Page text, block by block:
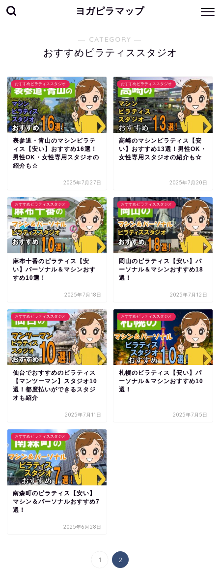
ヨガピラマップ
― CATEGORY ―
おすすめピラティススタジオ
おすすめピラティススタジオ
表参道・青山のマシンピラテ
ィス【安い】おすすめ16選！
男性OK・女性専用スタジオの
紹介も☆
2025年7月27日
おすすめピラティススタジオ
高崎のマシンピラティス【安
い】おすすめ13選！男性OK・
女性専用スタジオの紹介も☆
2025年7月20日
おすすめピラティススタジオ
麻布十番のピラティス【安
い】パーソナル＆マシンおす
すめ10選！
2025年7月18日
おすすめピラティススタジオ
岡山のピラティス【安い】パ
ーソナル＆マシンおすすめ18
選！
2025年7月12日
おすすめピラティススタジオ
仙台でおすすめのピラティス
【マンツーマン】スタジオ10
選！都度払いができるスタジ
オも紹介
2025年7月11日
おすすめピラティススタジオ
札幌のピラティス【安い】パ
ーソナル＆マシンおすすめ10
選！
2025年7月5日
おすすめピラティススタジオ
南森町のピラティス【安い】
マシン＆パーソナルおすすめ7
選！
2025年6月28日
1 2